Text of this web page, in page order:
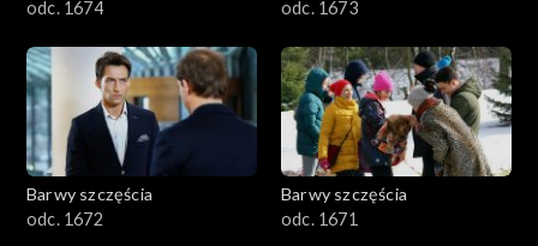
odc. 1674 odc. 1673
Barwy szczęścia
odc. 1672
Barwy szczęścia
odc. 1671